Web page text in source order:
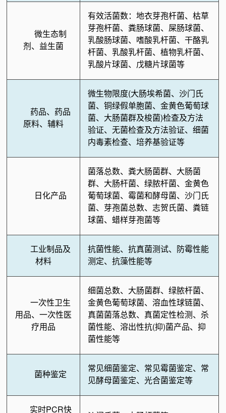
微生态制
剂、益生菌
有效活菌数：地衣芽孢杆菌、枯草
芽孢杆菌、粪肠球菌、屎肠球菌、
乳酸肠球菌、嗜酸乳杆菌、干酪乳
杆菌、乳酸乳杆菌、植物乳杆菌、
乳酸片球菌、戊糖片球菌等
药品、药品
原料、辅料
微生物限度(大肠埃希菌、沙门氏
菌、铜绿假单胞菌、金黄色葡萄球
菌、大肠菌群及梭菌)检查及方法
验证、无菌检查及方法验证、细菌
内毒素检查、培养基验证等
日化产品
菌落总数、粪大肠菌群、大肠菌
群、大肠杆菌、绿脓杆菌、金黄色
葡萄球菌、霉菌和酵母菌、沙门氏
菌、芽孢菌总数、志贺氏菌、粪链
球菌、蜡样芽孢菌等
工业制品及
材料
抗菌性能、抗真菌测试、防霉性能
测定、抗藻性能等
一次性卫生
用品、一次性医
疗用品
细菌总数、大肠菌群、绿脓杆菌、
金黄色葡萄球菌、溶血性球链菌、
真菌菌落总数、真菌定性检测、杀
菌性能、溶出性抗(抑)菌产品、抑
菌性能等
菌种鉴定
常见细菌鉴定、常见霉菌鉴定、常
见酵母菌鉴定、光合菌鉴定等
实时PCR快